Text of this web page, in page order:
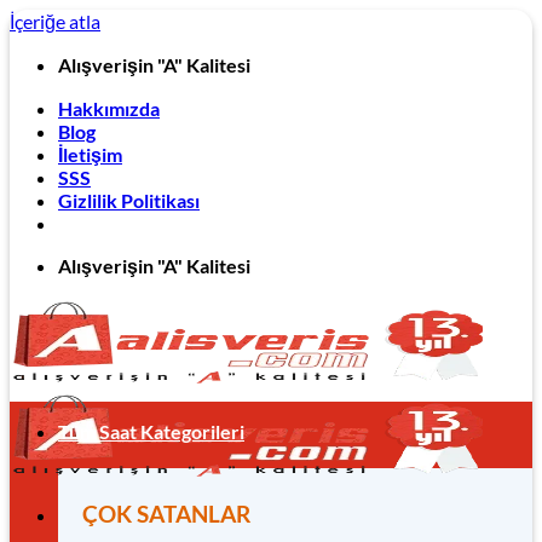
İçeriğe atla
Alışverişin "A" Kalitesi
Hakkımızda
Blog
İletişim
SSS
Gizlilik Politikası
Alışverişin "A" Kalitesi
Tüm Saat Kategorileri
ÇOK SATANLAR